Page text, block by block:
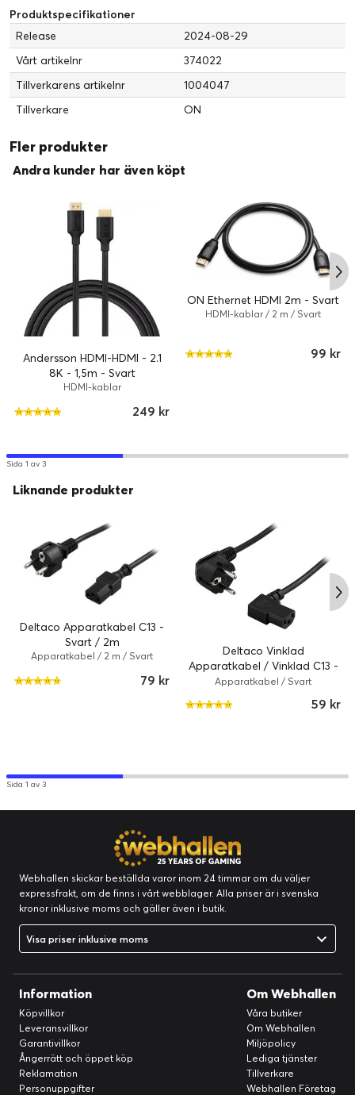
Produktspecifikationer
Release
2024-08-29
Vårt artikelnr
374022
Tillverkarens artikelnr
1004047
Tillverkare
ON
Fler produkter
Andra kunder har även köpt
Andersson HDMI-HDMI - 2.1
8K - 1,5m - Svart
HDMI-kablar
249 kr
ON Ethernet HDMI 2m - Svart
HDMI-kablar / 2 m / Svart
99 kr
Sida 1 av 3
Liknande produkter
Deltaco Apparatkabel C13 -
Svart / 2m
Apparatkabel / 2 m / Svart
79 kr
Deltaco Vinklad
Apparatkabel / Vinklad C13 -
Svart / 1m
Apparatkabel / Svart
59 kr
Sida 1 av 3
Webhallen skickar beställda varor inom 24 timmar om du väljer
expressfrakt, om de finns i vårt webblager. Alla priser är i svenska
kronor inklusive moms och gäller även i butik.
Visa priser inklusive moms
Information
Köpvillkor
Leveransvillkor
Garantivillkor
Ångerrätt och öppet köp
Reklamation
Personuppgifter
Om Webhallen
Våra butiker
Om Webhallen
Miljöpolicy
Lediga tjänster
Tillverkare
Webhallen Företag